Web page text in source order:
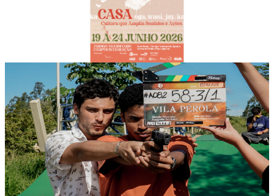
FeCult 2026 reúne cerca de 50 atividades entre música, literatura,
cinema, gastronomia, artes visuais e debates sobre identidade,
memória e integração cultural.
16 de junho de 2026
Egressos da UNILA fortalecem o cinema latino-
americano com produções, festivais e projetos
internacionais
Formados em Cinema e Audiovisual da UNILA ganham destaque
em festivais nacionais e internacionais, impulsionam produções na
Tríplice Fronteira e contribuem para a preservação da memória
audiovisual latino-americana.